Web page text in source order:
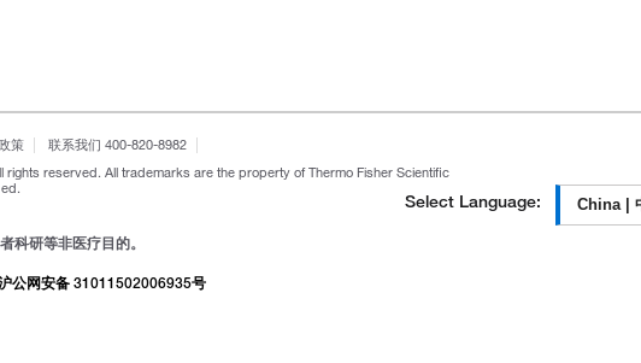
策
联系我们 400-820-8982
rights reserved. All trademarks are the property of Thermo Fisher Scientific
Select Language:
科研等非医疗目的。
公网安备 31011502006935号